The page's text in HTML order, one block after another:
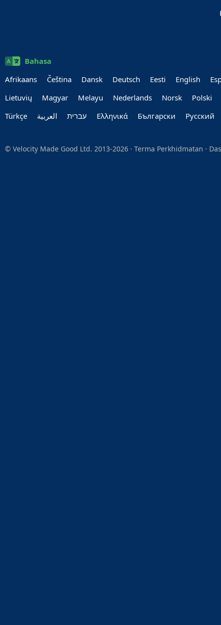
Bahasa
Afrikaans
Čeština Dansk Deutsch Eesti English
Lietuvių
Magyar Melayu Nederlands Norsk
Polski
Türkçe
العربية‏ עברית‏ Ελληνικά Български Руccкий
© Velocity Made Good Ltd. 2013-2026 · Terma Perkhidmatan ·